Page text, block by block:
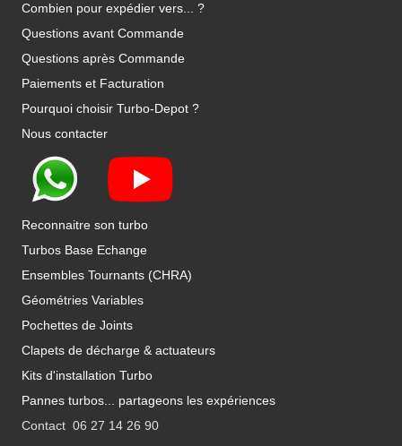
Combien pour expédier vers... ?
Questions avant Commande
Questions après Commande
Paiements et Facturation
Pourquoi choisir Turbo-Depot ?
Nous contacter
Reconnaitre son turbo
Turbos Base Echange
Ensembles Tournants (CHRA)
Géométries Variables
Pochettes de Joints
Clapets de décharge & actuateurs
Kits d'installation Turbo
Pannes turbos... partageons les expériences
Contact 06 27 14 26 90